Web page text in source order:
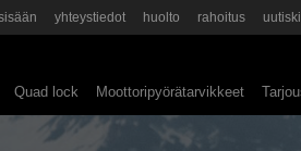
yhteystiedot huolto rahoitus
Quad lock Moottoripyörätarvikkeet